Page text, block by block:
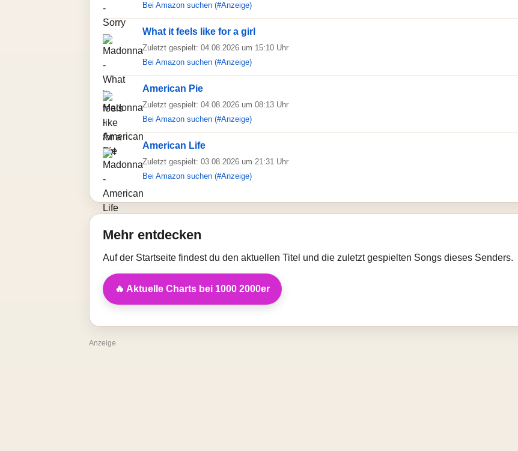
Bei Amazon suchen (#Anzeige)
What it feels like for a girl
Zuletzt gespielt: 04.08.2026 um 15:10 Uhr
Bei Amazon suchen (#Anzeige)
American Pie
Zuletzt gespielt: 04.08.2026 um 08:13 Uhr
Bei Amazon suchen (#Anzeige)
American Life
Zuletzt gespielt: 03.08.2026 um 21:31 Uhr
Bei Amazon suchen (#Anzeige)
Mehr entdecken
Auf der Startseite findest du den aktuellen Titel und die zuletzt gespielten Songs dieses Senders.
🔥 Aktuelle Charts bei 1000 2000er
Anzeige